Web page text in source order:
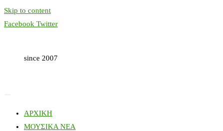
Skip to content
Facebook Twitter
since 2007
ΑΡΧΙΚΗ
ΜΟΥΣΙΚΑ ΝΕΑ